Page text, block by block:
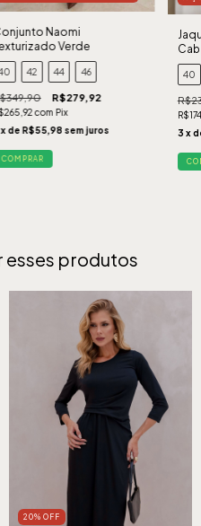
Naomi
Verde
42 44 46
R$279,92
com Pix
x de R$55,98 sem juros
COMPRAR
40
3 x
esses produtos
20% OFF